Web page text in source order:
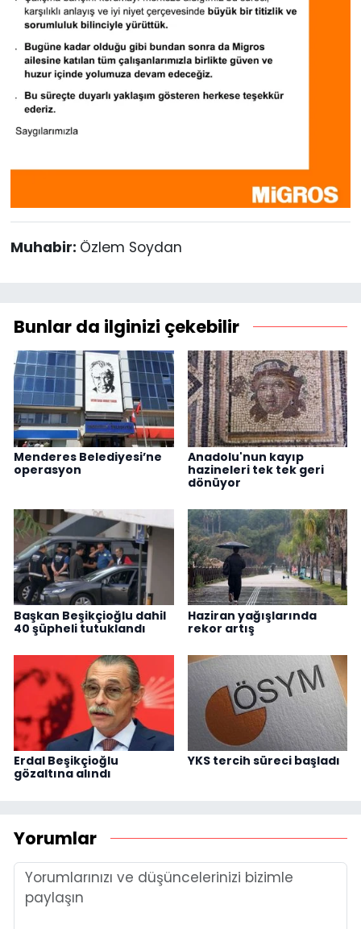
Muhabir: Özlem Soydan
Bunlar da ilginizi çekebilir
Menderes Belediyesi’ne
operasyon
Anadolu'nun kayıp
hazineleri tek tek geri
dönüyor
Başkan Beşikçioğlu dahil
40 şüpheli tutuklandı
Haziran yağışlarında
rekor artış
Erdal Beşikçioğlu
gözaltına alındı
YKS tercih süreci başladı
Yorumlar